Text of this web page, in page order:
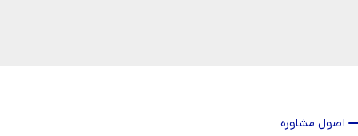
اصول مشاوره